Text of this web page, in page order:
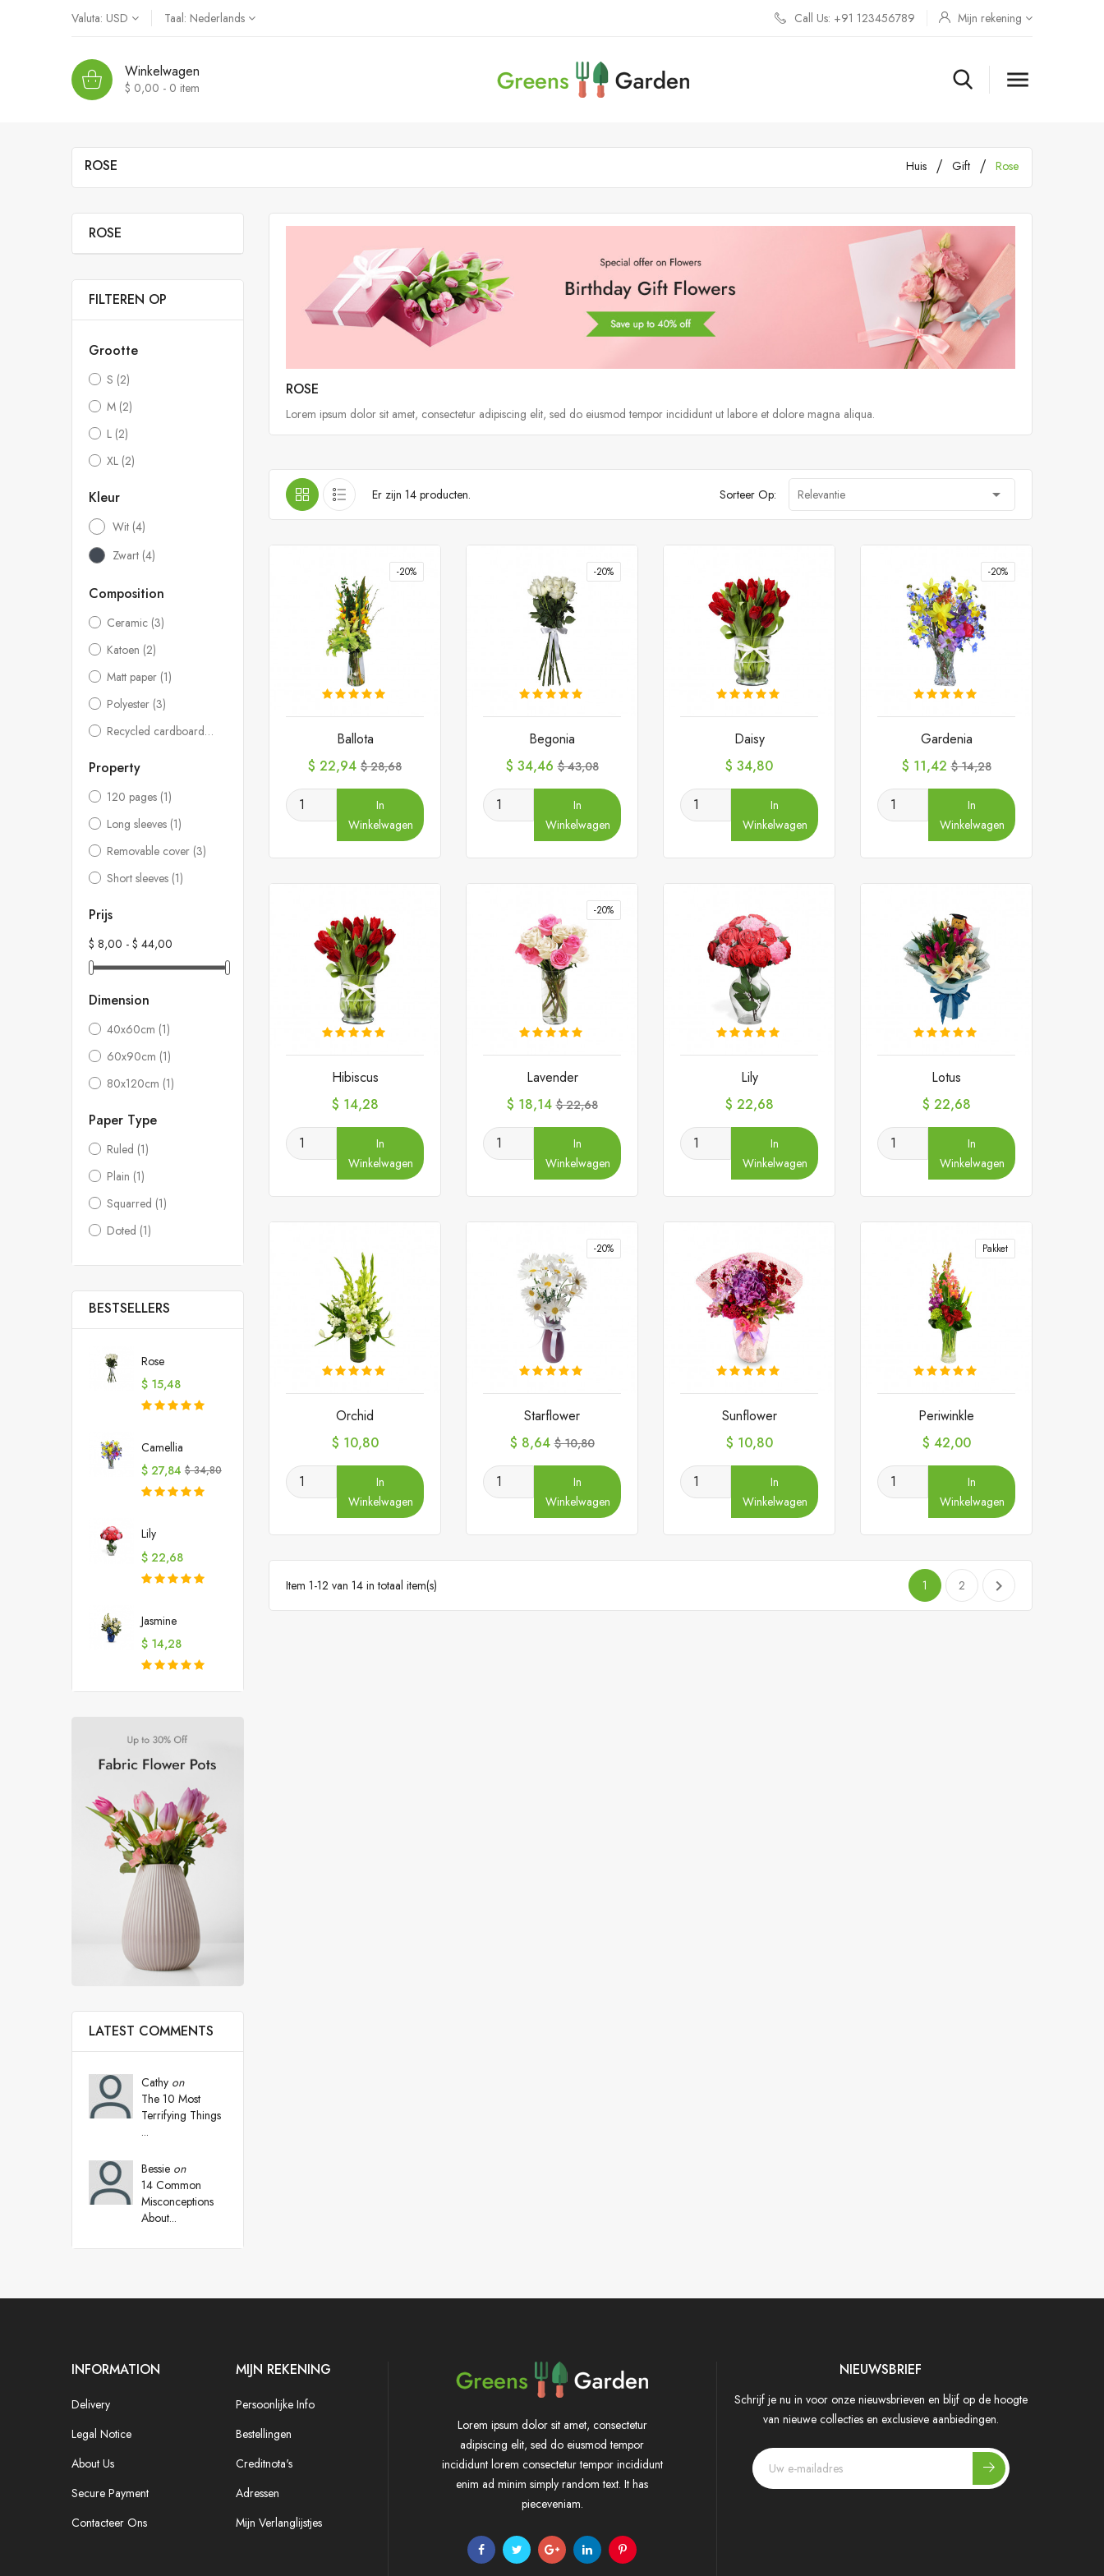
Valuta: USD Taal: Nederlands Call Us: +91 123456789 Mijn rekening
Winkelwagen
$ 0,00 - 0 item 
ROSE Huis Gift Rose
ROSE
FILTEREN OP
Grootte
S (2)
M (2)
L (2)
XL (2)
Kleur
Wit (4)
Zwart (4)
Composition
Ceramic (3)
Katoen (2)
Matt paper (1)
Polyester (3)
Recycled cardboard
(1)
Property
120 pages (1)
Long sleeves (1)
Removable cover (3)
Short sleeves (1)
Prijs
$ 8,00 - $ 44,00
Dimension
40x60cm (1)
60x90cm (1)
80x120cm (1)
Paper Type
Ruled (1)
Plain (1)
Squarred (1)
Doted (1)
BESTSELLERS
Rose
Prijs
$ 15,48
Camellia
Prijs
$ 27,84 Normale
prijs
$ 34,80
Lily
Prijs
$ 22,68
Jasmine
Prijs
$ 14,28
LATEST COMMENTS
Cathy on
The 10 Most
Terrifying Things
...
Bessie on
14 Common
Misconceptions
About...
ROSE
Lorem ipsum dolor sit amet, consectetur adipiscing elit, sed do eiusmod tempor incididunt ut labore et dolore magna aliqua.
Er zijn 14 producten. Sorteer Op: Relevantie 
-20%
Ballota
Prijs
$ 22,94 Normale
$ 28,68
In
Winkelwagen
-20%
Begonia
Prijs
$ 34,46 Normale
$ 43,08
In
Winkelwagen
Daisy
Prijs
$ 34,80
In
Winkelwagen
-20%
Gardenia
Prijs
$ 11,42 Normale
$ 14,28
In
Winkelwagen
Hibiscus
Prijs
$ 14,28
In
Winkelwagen
-20%
Lavender
Prijs
$ 18,14Normale
$ 22,68
In
Winkelwagen
Lily
Prijs
$ 22,68
In
Winkelwagen
Lotus
Prijs
$ 22,68
In
Winkelwagen
Orchid
Prijs
$ 10,80
In
Winkelwagen
-20%
Starflower
Prijs
$ 8,64Normale
$ 10,80
In
Winkelwagen
Sunflower
Prijs
$ 10,80
In
Winkelwagen
Pakket
Periwinkle
Prijs
$ 42,00
In
Winkelwagen
Item 1-12 van 14 in totaal item(s) 1 2 
INFORMATION
Delivery
Legal Notice
About Us
Secure Payment
Contacteer Ons
MIJN REKENING
Persoonlijke Info
Bestellingen
Creditnota's
Adressen
Mijn Verlanglijstjes
Lorem ipsum dolor sit amet, consectetur
adipiscing elit, sed do eiusmod tempor
incididunt lorem consectetur tempor incididunt
enim ad minim simply random text. It has
pieceveniam.
NIEUWSBRIEF
Schrijf je nu in voor onze nieuwsbrieven en blijf op de hoogte
van nieuwe collecties en exclusieve aanbiedingen.